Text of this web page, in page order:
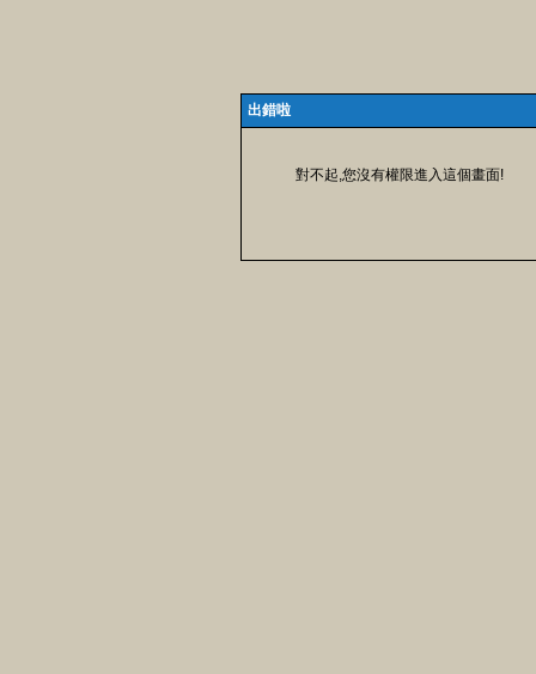
出錯啦
對不起,您沒有權限進入這個畫面!